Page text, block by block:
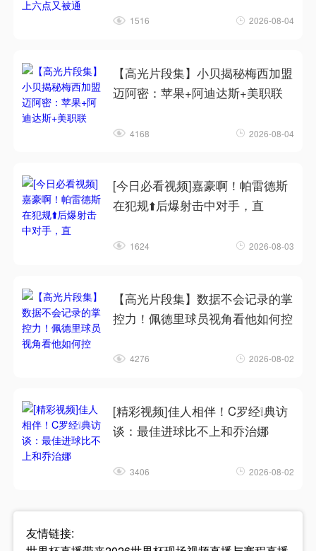
1516 2026-08-04
【高光片段集】小贝揭秘梅西加盟
迈阿密：苹果+阿迪达斯+美职联
4168 2026-08-04
[今日必看视频]嘉豪啊！帕雷德斯
在犯规⬆️后爆射击中对手，直
1624 2026-08-03
【高光片段集】数据不会记录的掌
控力！佩德里球员视角看他如何控
4276 2026-08-02
[精彩视频]佳人相伴！C罗经❕典访
谈：最佳进球比不上和乔治娜
3406 2026-08-02
友情链接: